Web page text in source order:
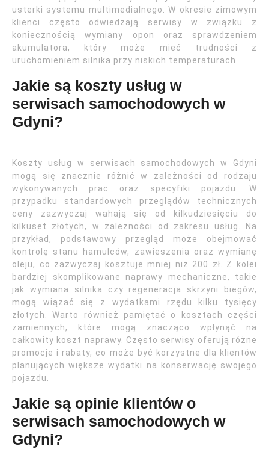
usterki systemu multimedialnego. W okresie zimowym
klienci często odwiedzają serwisy w związku z
koniecznością wymiany opon oraz sprawdzeniem
akumulatora, który może mieć trudności z
uruchomieniem silnika przy niskich temperaturach.
Jakie są koszty usług w
serwisach samochodowych w
Gdyni?
Koszty usług w serwisach samochodowych w Gdyni
mogą się znacznie różnić w zależności od rodzaju
wykonywanych prac oraz specyfiki pojazdu. W
przypadku standardowych przeglądów technicznych
ceny zazwyczaj wahają się od kilkudziesięciu do
kilkuset złotych, w zależności od zakresu usług. Na
przykład, podstawowy przegląd może obejmować
kontrolę stanu hamulców, zawieszenia oraz wymianę
oleju, co zazwyczaj kosztuje mniej niż 200 zł. Z kolei
bardziej skomplikowane naprawy mechaniczne, takie
jak wymiana silnika czy regeneracja skrzyni biegów,
mogą wiązać się z wydatkami rzędu kilku tysięcy
złotych. Warto również pamiętać o kosztach części
zamiennych, które mogą znacząco wpłynąć na
całkowity koszt naprawy. Często serwisy oferują różne
promocje i rabaty, co może być korzystne dla klientów
planujących większe wydatki na konserwację swojego
pojazdu.
Jakie są opinie klientów o
serwisach samochodowych w
Gdyni?